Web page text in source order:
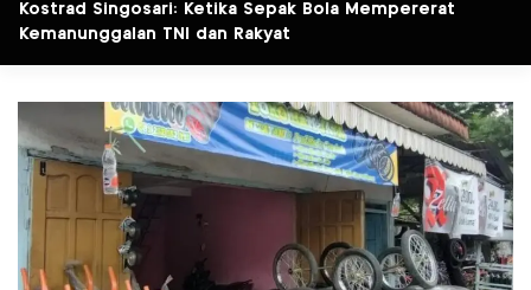
Kostrad Singosari: Ketika Sepak Bola Mempererat
Kemanunggalan TNI dan Rakyat